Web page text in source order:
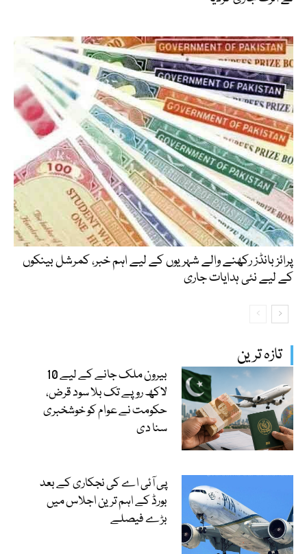
تازہ ترین
بیرون ملک جانے کے لیے 10
لاکھ روپے تک بلا سود قرض،
حکومت نے عوام کو خوشخبری
سنا دی
پی آئی اے کی نجکاری کے بعد
بورڈ کے اہم ترین اجلاس میں
بڑے فیصلے
پرائز بانڈز رکھنے والے شہریوں کے لیے اہم خبر، کمرشل بینکوں
کے لیے نئی ہدایات جاری